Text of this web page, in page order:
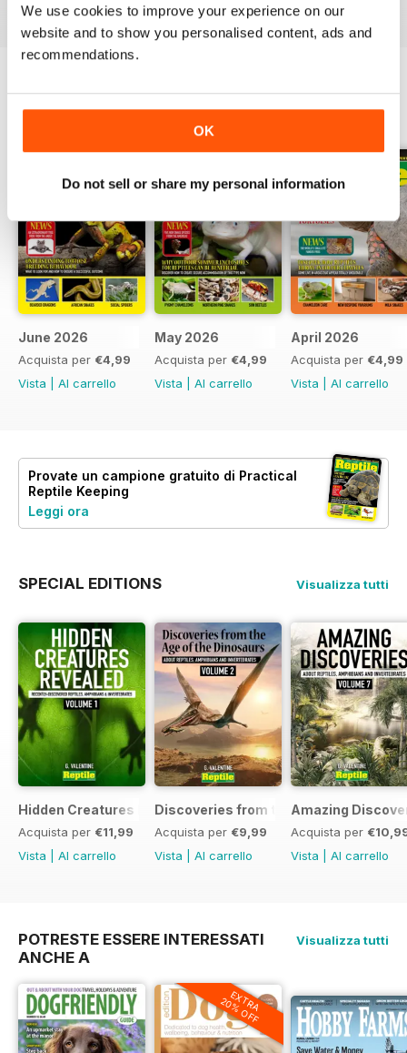
We use cookies to improve your experience on our
website and to show you personalised content, ads and
recommendations.
OK
Do not sell or share my personal information
EDIZIONI INDIETRO Visualizza tutti
June 2026
Acquista per €4,99
Vista
Al carrello
May 2026
Acquista per €4,99
Vista
Al carrello
April 2026
Acquista per €4,99
Vista
Al carrello
Provate un campione gratuito di Practical
Reptile Keeping
Leggi ora
SPECIAL EDITIONS Visualizza tutti
Hidden Creatures Revealed
Acquista per €11,99
Vista
Al carrello
Discoveries from the Age of the
Acquista per €9,99
Vista
Al carrello
Amazing
Acquista per
Vista
Al carrello
POTRESTE ESSERE INTERESSATI
ANCHE A
Visualizza tutti
EXTRA
20% OFF